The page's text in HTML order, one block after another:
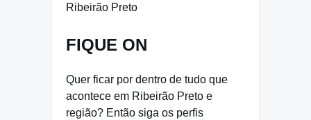
Ribeirão Preto
FIQUE ON
Quer ficar por dentro de tudo que
acontece em Ribeirão Preto e
região? Então siga os perfis